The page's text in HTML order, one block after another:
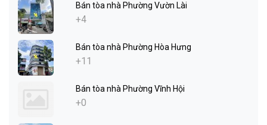
Bán tòa nhà Phường Vườn Lài
+4
Bán tòa nhà Phường Hòa Hưng
+11
Bán tòa nhà Phường Vĩnh Hội
+0